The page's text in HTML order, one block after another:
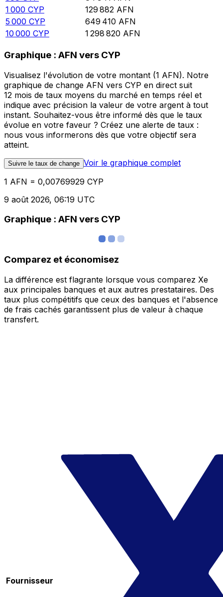
1 000 CYP 129 882 AFN
5 000 CYP 649 410 AFN
10 000 CYP 1 298 820 AFN
Graphique : AFN vers CYP
Visualisez l'évolution de votre montant (1 AFN). Notre
graphique de change AFN vers CYP en direct suit
12 mois de taux moyens du marché en temps réel et
indique avec précision la valeur de votre argent à tout
instant. Souhaitez-vous être informé dès que le taux
évolue en votre faveur ? Créez une alerte de taux :
nous vous informerons dès que votre objectif sera
atteint.
Suivre le taux de change Voir le graphique complet
1 AFN = 0,00769929 CYP
9 août 2026, 06:19 UTC
Graphique : AFN vers CYP
Comparez et économisez
La différence est flagrante lorsque vous comparez Xe
aux principales banques et aux autres prestataires. Des
taux plus compétitifs que ceux des banques et l'absence
de frais cachés garantissent plus de valeur à chaque
transfert.
Fournisseur